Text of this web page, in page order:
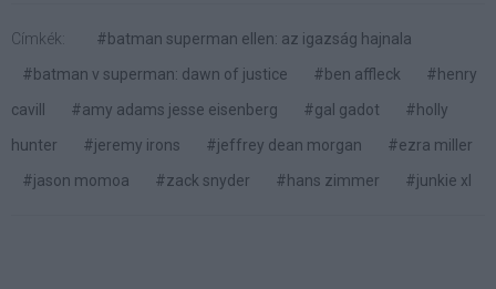
Címkék:
#batman superman ellen: az igazság hajnala
#batman v superman: dawn of justice
#ben affleck
#henry
cavill
#amy adams jesse eisenberg #gal gadot
#holly
hunter
#jeremy irons #jeffrey dean morgan
#ezra miller
#jason momoa
#zack snyder #hans zimmer #junkie xl